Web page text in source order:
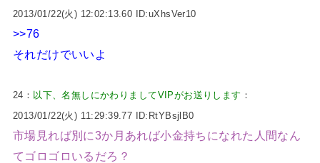
2013/01/22(火) 12:02:13.60 ID:uXhsVer10
>>76
それだけでいいよ
24： 以下、名無しにかわりましてVIPがお送りします ：
2013/01/22(火) 11:29:39.77 ID:RtYBsjlB0
市場見れば別に3か月あれば小金持ちになれた人間なん
てゴロゴロいるだろ？